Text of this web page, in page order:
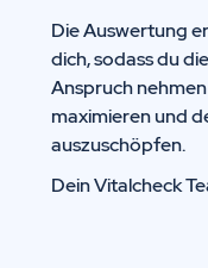
Die Auswertung
dich, sodass du
Anspruch
maximieren und
auszuschöpfen.
Dein Vitalcheck